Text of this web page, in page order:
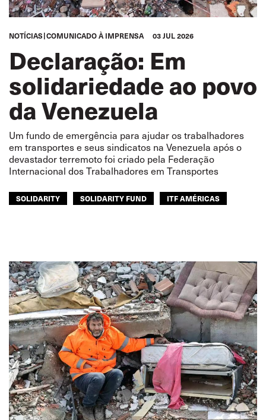
NOTÍCIAS COMUNICADO À IMPRENSA 03 JUL 2026
Declaração: Em
solidariedade ao povo
da Venezuela
Um fundo de emergência para ajudar os trabalhadores
em transportes e seus sindicatos na Venezuela após o
devastador terremoto foi criado pela Federação
Internacional dos Trabalhadores em Transportes
SOLIDARITY SOLIDARITY FUND ITF AMÉRICAS